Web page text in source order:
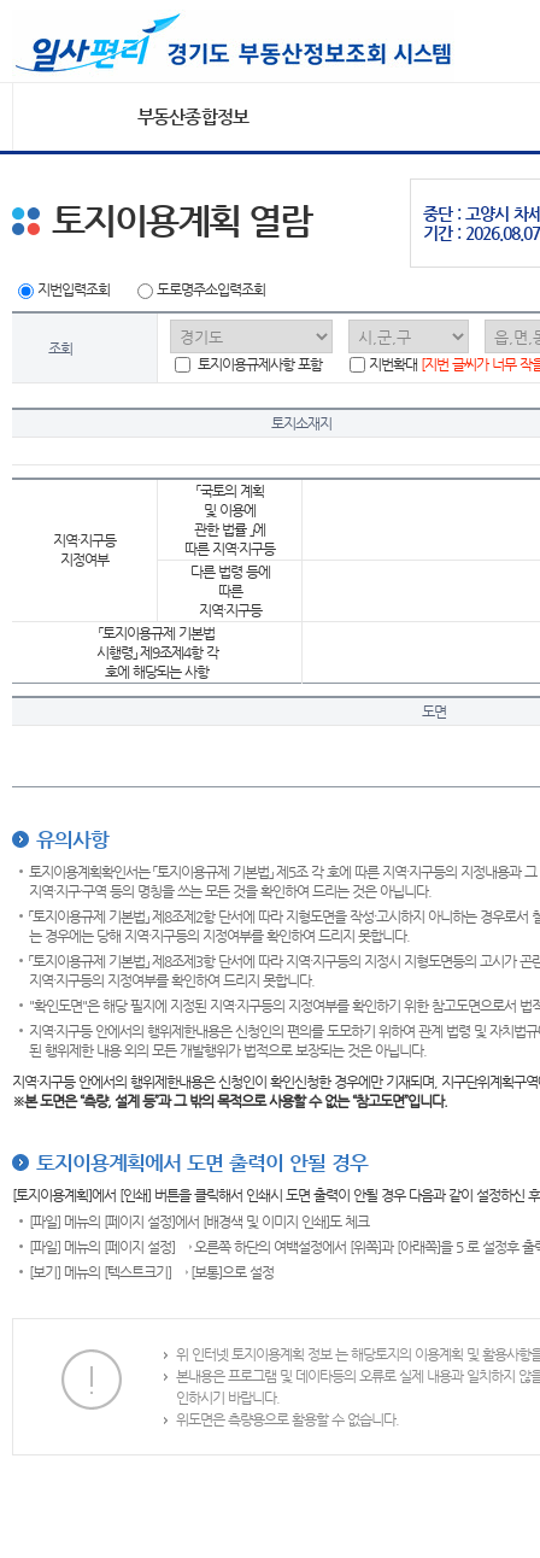
부동산종합정보
중단 : 고양시 차
기간 :
토지이용계획 열람
지번입력조회 도로명주소입력조회
조회
토지이용규제사항 포함
지번확대 [지번 글씨가 너무 작
토지소재지
지역·지구등
지정여부
「국토의 계획
및 이용에
관한 법률 」에
따른 지역·지구등
다른 법령 등에
따른
지역·지구등
「토지이용규제 기본법
시행령」 제9조제4항 각
호에 해당되는 사항
도면
유의사항
토지이용계획확인서는 「토지이용규제 기본법」 제5조 각 호에 따른 지역·지구등의 지정내용
지역·지구·구역 등의 명칭을 쓰는 모든 것을 확인하여 드리는 것은 아닙니다.
「토지이용규제 기본법」 제8조제2항 단서에 따라 지형도면을 작성·고시하지 아니하는 경우로
는 경우에는 당해 지역·지구등의 지정여부를 확인하여 드리지 못합니다.
「토지이용규제 기본법」 제8조제3항 단서에 따라 지역·지구등의 지정시 지형도면등의 고시가
지역·지구등의 지정여부를 확인하여 드리지 못합니다.
"확인도면"은 해당 필지에 지정된 지역·지구등의 지정여부를 확인하기 위한 참고도면으로서
지역·지구등 안에서의 행위제한내용은 신청인의 편의를 도모하기 위하여 관계 법령 및 자치
된 행위제한 내용 외의 모든 개발행위가 법적으로 보장되는 것은 아닙니다.
지역·지구등 안에서의 행위제한내용은 신청인이 확인신청한 경우에만 기재되며, 지구단위계획
※본 도면은“측량, 설계 등”과 그 밖의 목적으로 사용할 수 없는 “참고도면”입니다.
토지이용계획에서 도면 출력이 안될 경우
[토지이용계획]에서 [인쇄] 버튼을 클릭해서 인쇄시 도면 출력이 안될 경우 다음과 같이 설정하신
[파일] 메뉴의 [페이지 설정]에서 [배경색 및 이미지 인쇄]도 체크
[파일] 메뉴의 [페이지 설정] → 오른쪽 하단의 여백설정에서 [위쪽]과 [아래쪽]을 5 로 설정후 출
[보기] 메뉴의 [텍스트크기] → [보통]으로 설정
위 인터넷 토지이용계획 정보 는 해당토지의 이용계획 및 활용사
본내용은 프로그램 및 데이타등의 오류로 실제 내용과 일치하지
인하시기 바랍니다.
위도면은 측량용으로 활용할 수 없습니다.